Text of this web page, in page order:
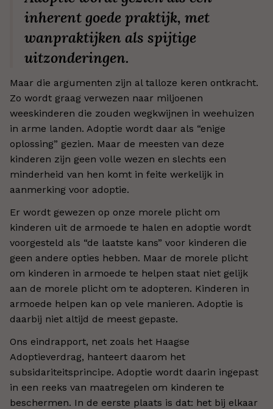
inherent goede praktijk, met
wanpraktijken als spijtige
uitzonderingen.
Maar die argumenten zijn al talloze keren ontkracht.
Zo wordt graag verwezen naar miljoenen
weeskinderen die zouden wegkwijnen in weehuizen
in arme landen. Adoptie wordt daar als “enige
oplossing” gezien. Maar de meesten van deze
kinderen zijn geen volle wezen en slechts een
minderheid van hen komt in feite werkelijk in
aanmerking voor adoptie.
Er wordt gewezen op onze morele plicht om
kinderen uit de armoede te halen en adoptie wordt
voorgesteld als “de laatste kans” voor kinderen die
geen andere opties hebben. Maar de morele plicht
om kinderen in armoede te helpen staat niet gelijk
aan de morele plicht om te adopteren. Kinderen in
armoede helpen kan op vele manieren. Adoptie is
daarbij niet altijd de meest gepaste.
Ons eindrapport, net zoals het Haagse
Adoptieverdrag, hanteert daarom het
subsidariteitsprincipe. Adoptie wordt daarin ingepast
in een reeks van maatregelen om kinderen te
beschermen. In de eerste plaats is dat: het bij elkaar